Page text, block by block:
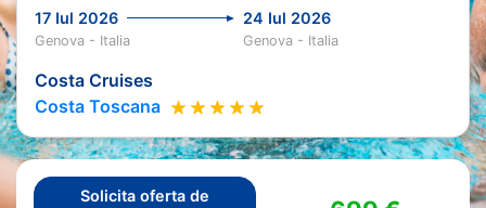
17 Iul 2026 24 Iul 2026
Genova - Italia Genova - Italia
Costa Cruises
Costa Toscana
Solicita oferta de